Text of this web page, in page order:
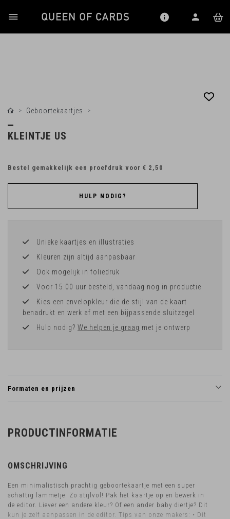
Geboortekaartjes
KLEINTJE US
Bestel gemakkelijk een proefdruk voor € 2,50
HULP NODIG?
Unieke kaartjes en illustraties
Kleuren zijn altijd aanpasbaar
Ook mogelijk in foliedruk
Voor 15.00 uur besteld, vandaag nog in productie
Kies een envelopkleur die de stijl van de kaart
benadrukt en werk af met een bijpassende sluitzegel
Hulp nodig? We helpen je graag met je ontwerp
Formaten en prijzen
PRODUCTINFORMATIE
OMSCHRIJVING
Een minimalistisch prachtig geboortekaartje met een super
schattig lammetje. Zo stijlvol! Pak het kaartje op en bewerk in
de editor. Liever een andere kleur? Of een ander baby diertje? Dit
kun je zelf aanpassen in de editor. Tips van onze makers: • Dit